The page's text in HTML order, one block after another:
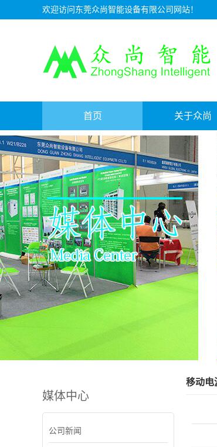
欢迎访问东莞众尚智能设备有限公司网站！
首页 关于众尚
资质证书
公司介绍
服务理念
人才招聘
媒体中心
公司新闻
移动电